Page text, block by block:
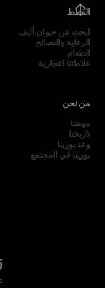
القطط
ابحث عن حيوان أليف
الرعاية والنصائح
الطعام
علاماتنا التجارية
من نحن
مهمتنا
تاريخنا
وعد بورينا
بورينا في المجتمع